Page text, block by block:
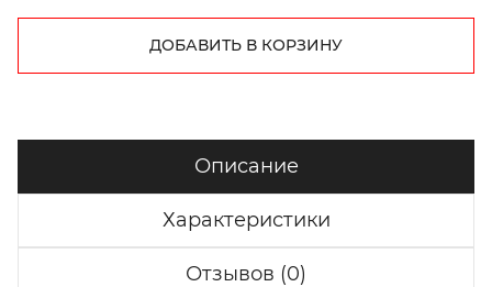
ДОБАВИТЬ В КОРЗИНУ
Описание
Характеристики
Отзывов (0)